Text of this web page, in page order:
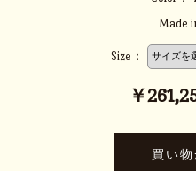
Made
Size：
￥